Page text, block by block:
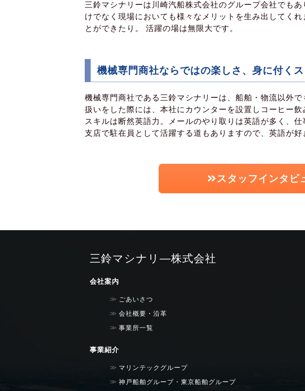
三鈴マシナリーは川崎汽船株式会社のグループ会社でも
けでなく現場においても様々なメリットを生み出してく
とができたり。 活躍の場は無限大です。
機械専門商社ならではの楽しさ、身に付く
機械専門商社である三鈴マシナリーは、船舶・物流以外
扱いをした際には、本社にカウンターを設置しコーヒー
スキルは断然英語力。メールのやり取りは英語が多く、
支店で駐在員として活躍する道もありますので、英語が
スタッフインタビ
三鈴マシナリ―株式会社
会社案内
ごあいさつ
会社概要・沿革
事業所一覧
事業紹介
マリンテックグループ
神戸船舶グループ・東京船舶グループ